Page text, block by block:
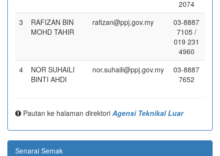
2074
3
RAFIZAN BIN
MOHD TAHIR
rafizan@ppj.gov.my
03-8887
7105 /
019 231
4960
4
NOR SUHAILI
BINTI AHDI
nor.suhaili@ppj.gov.my
03-8887
7652
Pautan ke halaman direktori Agensi Teknikal Luar
Senarai Semak